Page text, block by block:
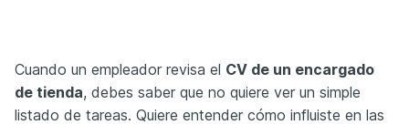
Cuando un empleador revisa el CV de un encargado
de tienda, debes saber que no quiere ver un simple
listado de tareas. Quiere entender cómo influiste en las